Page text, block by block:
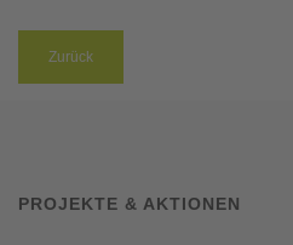
Zurück
PROJEKTE & AKTIONEN